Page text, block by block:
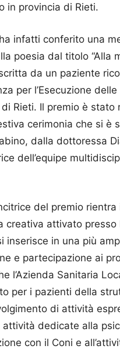
in provincia di Rieti.
infatti conferito una
poesia dal titolo “Alla
da un paziente
per l’Esecuzione
di Rieti. Il premio è stato
cerimonia che si è
dalla dottoressa
dell’equipe
del premio
creativa attivato presso
inserisce in una più
e partecipazione ai
l’Azienda Sanitaria
per i pazienti della
di attività
dedicate alla
con il Coni e